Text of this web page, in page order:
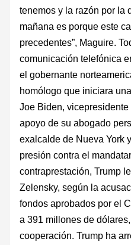
tenemos y la razón por la
mañana es porque este
precedentes”, Maguire.
comunicación telefónica
el gobernante
homólogo que iniciara
Joe Biden,
apoyo de su abogado
exalcalde de Nueva York
presión contra el
contraprestación, Trump
Zelensky, según la
fondos aprobados por el
a 391 millones de
cooperación. Trump ha